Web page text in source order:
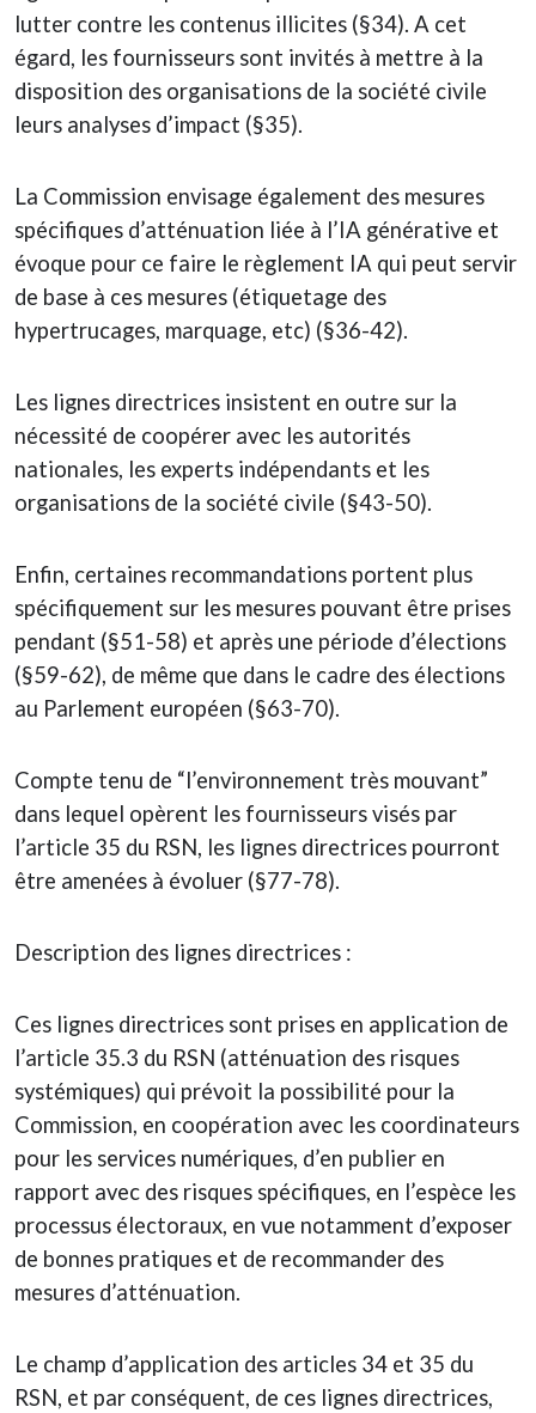
lutter contre les contenus illicites (§34). A cet
égard, les fournisseurs sont invités à mettre à la
disposition des organisations de la société civile
leurs analyses d’impact (§35).
La Commission envisage également des mesures
spécifiques d’atténuation liée à l’IA générative et
évoque pour ce faire le règlement IA qui peut servir
de base à ces mesures (étiquetage des
hypertrucages, marquage, etc) (§36-42).
Les lignes directrices insistent en outre sur la
nécessité de coopérer avec les autorités
nationales, les experts indépendants et les
organisations de la société civile (§43-50).
Enfin, certaines recommandations portent plus
spécifiquement sur les mesures pouvant être prises
pendant (§51-58) et après une période d’élections
(§59-62), de même que dans le cadre des élections
au Parlement européen (§63-70).
Compte tenu de “l’environnement très mouvant”
dans lequel opèrent les fournisseurs visés par
l’article 35 du RSN, les lignes directrices pourront
être amenées à évoluer (§77-78).
Description des lignes directrices :
Ces lignes directrices sont prises en application de
l’article 35.3 du RSN (atténuation des risques
systémiques) qui prévoit la possibilité pour la
Commission, en coopération avec les coordinateurs
pour les services numériques, d’en publier en
rapport avec des risques spécifiques, en l’espèce les
processus électoraux, en vue notamment d’exposer
de bonnes pratiques et de recommander des
mesures d’atténuation.
Le champ d’application des articles 34 et 35 du
RSN, et par conséquent, de ces lignes directrices,